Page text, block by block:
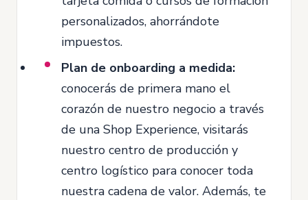
personalizados, ahorrándote
impuestos.
Plan de onboarding a medida:
conocerás de primera mano el
corazón de nuestro negocio a través
de una Shop Experience, visitarás
nuestro centro de producción y
centro logístico para conocer toda
nuestra cadena de valor. Además, te